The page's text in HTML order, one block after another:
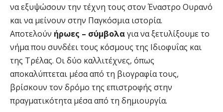
να εξυψώσουν την τέχνη τους στον Έναστρο Ουρανό
και να μείνουν στην Παγκόσμια ιστορία.
Αποτελούν ήρωες – σύμβολαγια να ξετυλίξουμε το
νήμα που συνδέει τους κόσμους της Ιδιοφυΐας και
της Τρέλας. Οι δύο καλλιτέχνες, όπως
αποκαλύπτεται μέσα από τη βιογραφία τους,
βρίσκουν τον δρόμο της επιστροφής στην
πραγματικότητα μέσα από τη δημιουργία.